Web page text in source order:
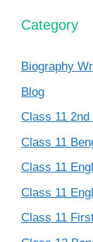
Category
Biography
Blog
Class 11
Class 11
Class 11
Class 11
Class 11